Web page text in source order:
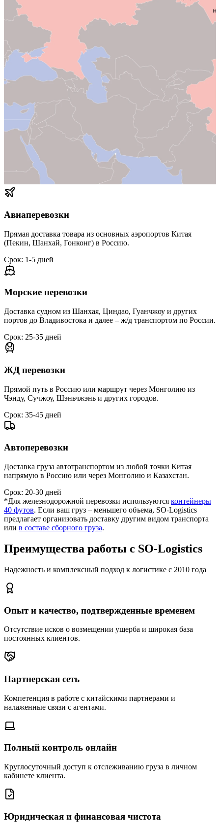
Авиаперевозки
Прямая доставка товара из основных аэропортов Китая
(Пекин, Шанхай, Гонконг) в Россию.
Срок: 1-5 дней
Морские перевозки
Доставка судном из Шанхая, Циндао, Гуанчжоу и других
портов до Владивостока и далее – ж/д транспортом по России.
Срок: 25-35 дней
ЖД перевозки
Прямой путь в Россию или маршрут через Монголию из
Чэнду, Сучжоу, Шэньчжэнь и других городов.
Срок: 35-45 дней
Автоперевозки
Доставка груза автотранспортом из любой точки Китая
напрямую в Россию или через Монголию и Казахстан.
Срок: 20-30 дней
*Для железнодорожной перевозки используются контейнеры
40 футов. Если ваш груз – меньшего объема, SO-Logistics
предлагает организовать доставку другим видом транспорта
или в составе сборного груза.
Преимущества работы с SO-Logistics
Надежность и комплексный подход к логистике с 2010 года
Опыт и качество, подтвержденные временем
Отсутствие исков о возмещении ущерба и широкая база
постоянных клиентов.
Партнерская сеть
Компетенция в работе с китайскими партнерами и
налаженные связи с агентами.
Полный контроль онлайн
Круглосуточный доступ к отслеживанию груза в личном
кабинете клиента.
Юридическая и финансовая чистота